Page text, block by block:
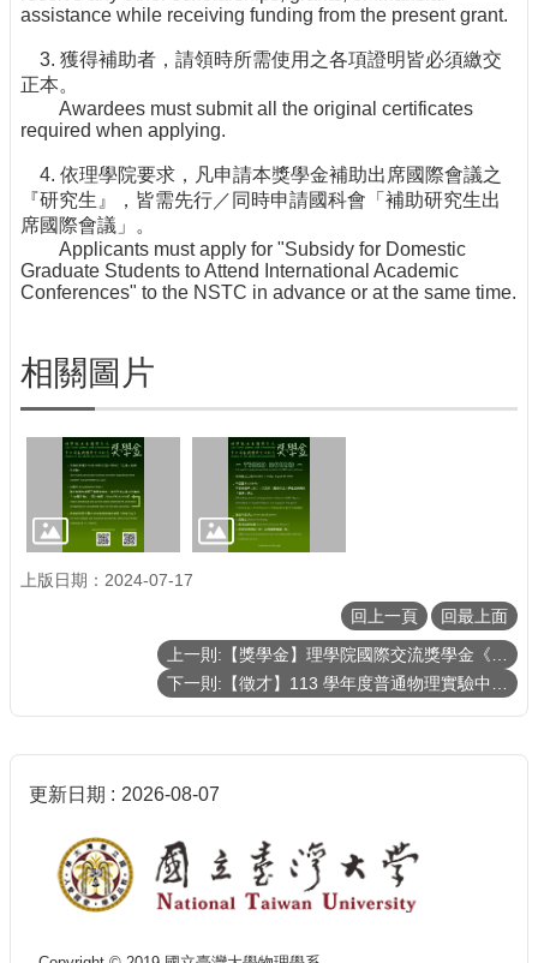
assistance while receiving funding from the present grant.
3. 獲得補助者，請領時所需使用之各項證明皆必須繳交
正本。
Awardees must submit all the original certificates
required when applying.
4. 依理學院要求，凡申請本獎學金補助出席國際會議之
『研究生』，皆需先行／同時申請國科會「補助研究生出
席國際會議」。
Applicants must apply for "Subsidy for Domestic
Graduate Students to Attend International Academic
Conferences" to the NSTC in advance or at the same time.
相關圖片
上版日期：2024-07-17
回上一頁
回最上面
更新日期 2026-08-07